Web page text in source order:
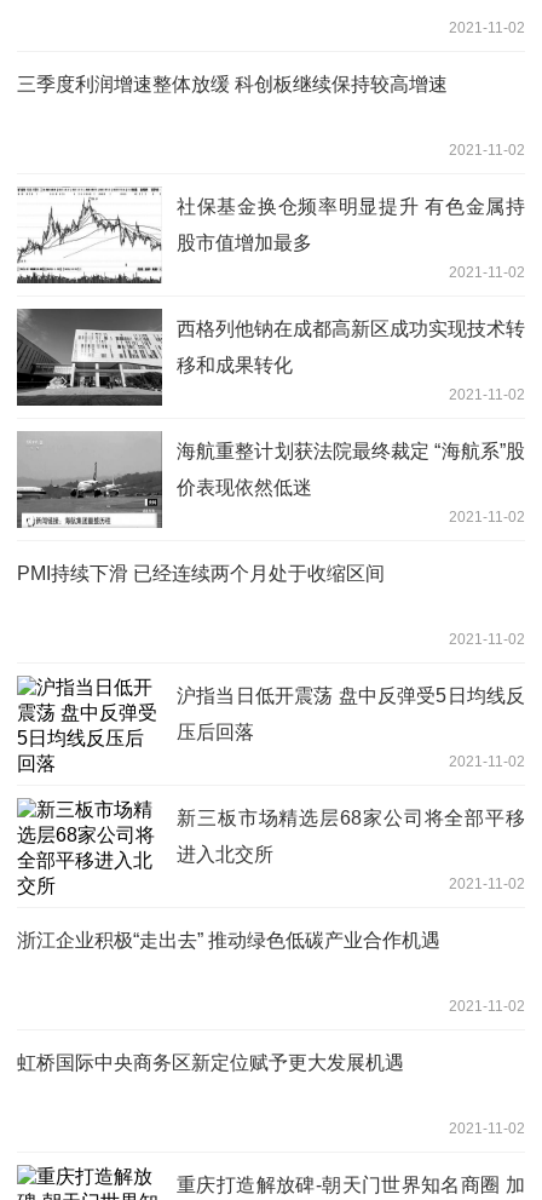
2021-11-02
三季度利润增速整体放缓 科创板继续保持较高增速
2021-11-02
社保基金换仓频率明显提升 有色金属持
股市值增加最多
2021-11-02
西格列他钠在成都高新区成功实现技术转
移和成果转化
2021-11-02
海航重整计划获法院最终裁定 “海航系”股
价表现依然低迷
2021-11-02
PMI持续下滑 已经连续两个月处于收缩区间
2021-11-02
沪指当日低开震荡 盘中反弹受5日均线反
压后回落
2021-11-02
新三板市场精选层68家公司将全部平移
进入北交所
2021-11-02
浙江企业积极“走出去” 推动绿色低碳产业合作机遇
2021-11-02
虹桥国际中央商务区新定位赋予更大发展机遇
2021-11-02
重庆打造解放碑-朝天门世界知名商圈 加